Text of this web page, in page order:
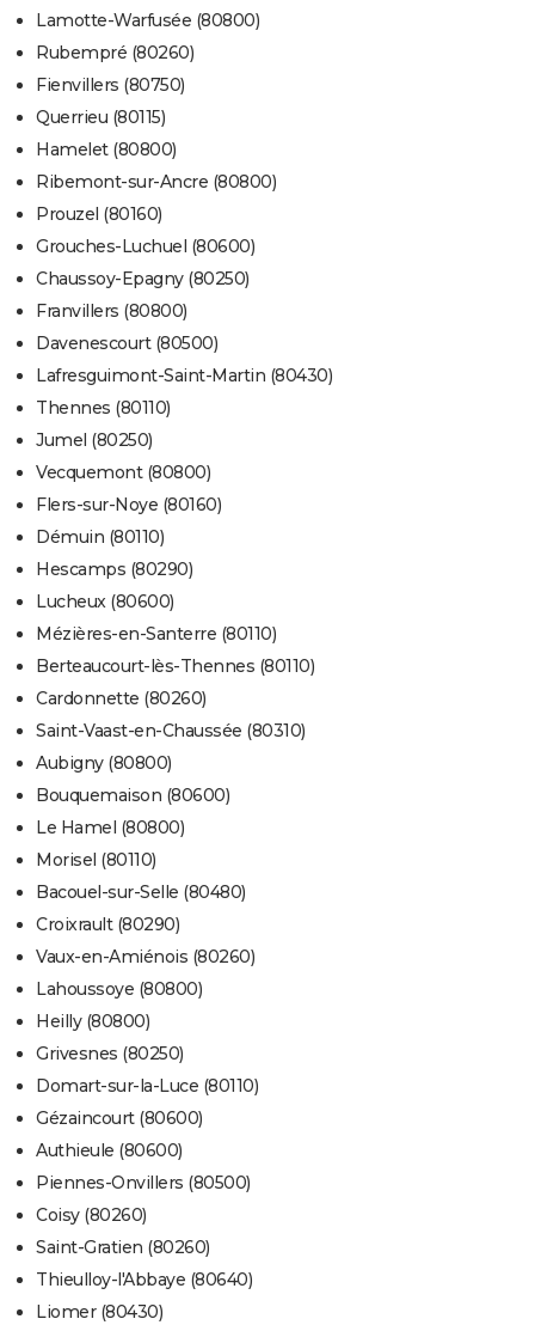
Lamotte-Warfusée (80800)
Rubempré (80260)
Fienvillers (80750)
Querrieu (80115)
Hamelet (80800)
Ribemont-sur-Ancre (80800)
Prouzel (80160)
Grouches-Luchuel (80600)
Chaussoy-Epagny (80250)
Franvillers (80800)
Davenescourt (80500)
Lafresguimont-Saint-Martin (80430)
Thennes (80110)
Jumel (80250)
Vecquemont (80800)
Flers-sur-Noye (80160)
Démuin (80110)
Hescamps (80290)
Lucheux (80600)
Mézières-en-Santerre (80110)
Berteaucourt-lès-Thennes (80110)
Cardonnette (80260)
Saint-Vaast-en-Chaussée (80310)
Aubigny (80800)
Bouquemaison (80600)
Le Hamel (80800)
Morisel (80110)
Bacouel-sur-Selle (80480)
Croixrault (80290)
Vaux-en-Amiénois (80260)
Lahoussoye (80800)
Heilly (80800)
Grivesnes (80250)
Domart-sur-la-Luce (80110)
Gézaincourt (80600)
Authieule (80600)
Piennes-Onvillers (80500)
Coisy (80260)
Saint-Gratien (80260)
Thieulloy-l'Abbaye (80640)
Liomer (80430)